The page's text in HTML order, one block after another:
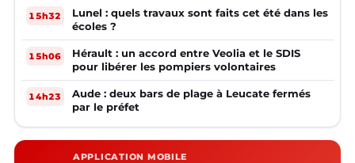
15h32
Lunel : quels travaux sont faits cet été dans les
écoles ?
15h06
Hérault : un accord entre Veolia et le SDIS
pour libérer les pompiers volontaires
14h23
Aude : deux bars de plage à Leucate fermés
par le préfet
APPLICATION MOBILE